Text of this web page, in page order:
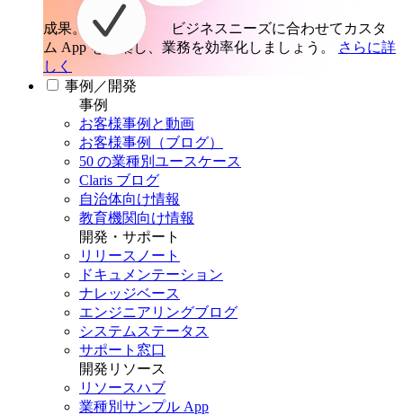
成果。
ビジネスニーズに合わせてカスタ
ム App を構築し、業務を効率化しましょう。
さらに詳
しく
事例／開発
事例
お客様事例と動画
お客様事例（ブログ）
50 の業種別ユースケース
Claris ブログ
自治体向け情報
教育機関向け情報
開発・サポート
リリースノート
ドキュメンテーション
ナレッジベース
エンジニアリングブログ
システムステータス
サポート窓口
開発リソース
リソースハブ
業種別サンプル App